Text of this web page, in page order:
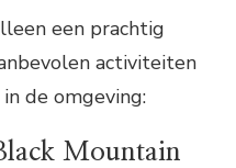
een prachtig
activiteiten
de omgeving:
Mountain